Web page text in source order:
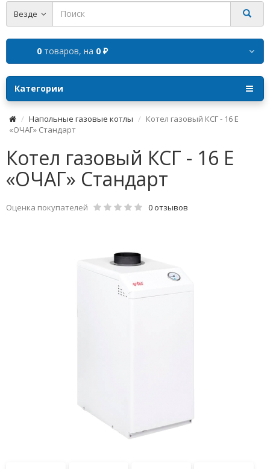
Везде
0 товаров, на 0 ₽
Категории
Напольные газовые котлы
Котел газовый КСГ - 16 Е
«ОЧАГ» Стандарт
Котел газовый КСГ - 16 Е
«ОЧАГ» Стандарт
Оценка покупателей 0 отзывов